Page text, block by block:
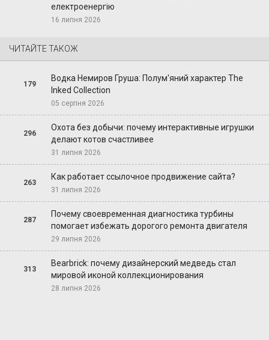
електроенергію
16 липня 2026
ЧИТАЙТЕ ТАКОЖ
179
Водка Немиров Груша: Полум'яний характер The
Inked Collection
05 серпня 2026
296
Охота без добычи: почему интерактивные игрушки
делают котов счастливее
31 липня 2026
263
Как работает ссылочное продвижение сайта?
31 липня 2026
287
Почему своевременная диагностика турбины
помогает избежать дорогого ремонта двигателя
29 липня 2026
313
Bearbrick: почему дизайнерский медведь стал
мировой иконой коллекционирования
28 липня 2026